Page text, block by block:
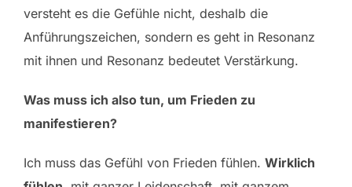
versteht es die Gefühle nicht, deshalb die
Anführungszeichen, sondern es geht in Resonanz
mit ihnen und Resonanz bedeutet Verstärkung.
Was muss ich also tun, um Frieden zu
manifestieren?
Ich muss das Gefühl von Frieden fühlen. Wirklich